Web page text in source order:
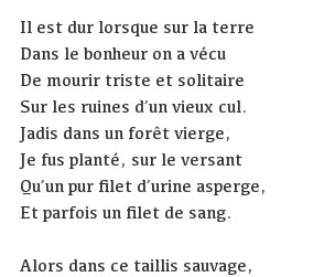
Il est dur lorsque sur la terre
Dans le bonheur on a vécu
De mourir triste et solitaire
Sur les ruines d’un vieux cul.
Jadis dans un forêt vierge,
Je fus planté, sur le versant
Qu’un pur filet d’urine asperge,
Et parfois un filet de sang.
Alors dans ce taillis sauvage,